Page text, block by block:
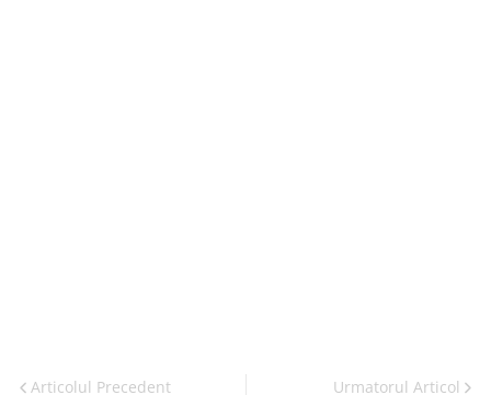
Articolul Precedent Urmatorul Articol